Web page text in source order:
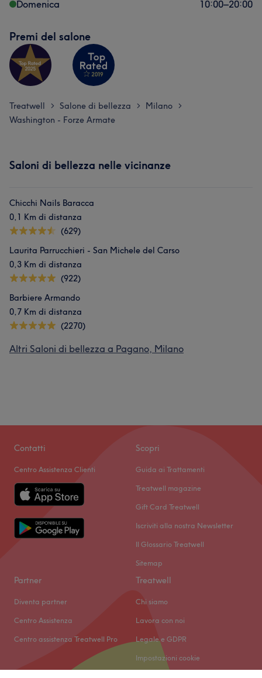
Domenica
10:00–20:00
Premi del salone
Treatwell > Salone di bellezza > Milano >
Washington - Forze Armate
Saloni di bellezza nelle vicinanze
Chicchi Nails Baracca
0,1 Km di distanza
(629)
Laurita Parrucchieri - San Michele del Carso
0,3 Km di distanza
(922)
Barbiere Armando
0,7 Km di distanza
(2270)
Altri Saloni di bellezza a Pagano, Milano
Contatti
Centro Assistenza Clienti
Scopri
Guida ai Trattamenti
Treatwell magazine
Gift Card Treatwell
Iscriviti alla nostra Newsletter
Il Glossario Treatwell
Sitemap
Partner
Diventa partner
Centro Assistenza
Centro assistenza Treatwell Pro
Treatwell
Chi siamo
Lavora con noi
Legale e GDPR
Impostazioni cookie